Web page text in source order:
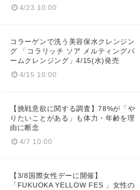
4/23 10:00
コラーゲンで洗う美容保水クレンジン
グ 「コラリッチ ソア メルティングバ
ームクレンジング」4/15(水)発売
4/15 10:00
【挑戦意欲に関する調査】78%が「や
りたいことがある」も体力・年齢を理
由に断念
4/7 10:00
【3/8国際女性デーに開催】
「FUKUOKA YELLOW FES 」女性の